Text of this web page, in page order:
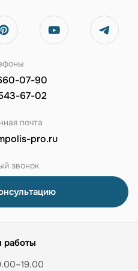
07-90
67-02
почта
pro.ru
звонок